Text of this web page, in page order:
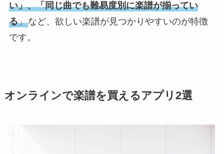
い」、「同じ曲でも難易度別に楽譜が揃ってい
る」など、欲しい楽譜が見つかりやすいのが特徴
です。
オンラインで楽譜を買えるアプリ2選